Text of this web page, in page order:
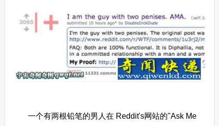
一个有两根铅笔的男人在 Reddit's网站的"Ask Me